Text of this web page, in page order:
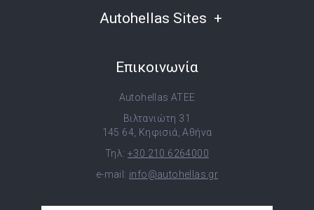
Autohellas Sites
Επικοινωνία
Autohellas ATEE
Βιλτανιώτη 31
145 64, Κηφισιά, Αθήνα
Τηλ: +30 210 6264000
e-mail: info@autohellas.gr